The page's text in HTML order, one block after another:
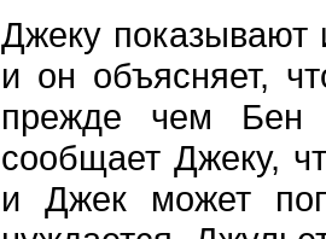
Джеку показывают
и он объясняет,
прежде чем Бен
сообщает Джеку,
и Джек может